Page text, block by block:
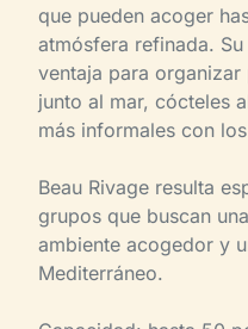
que pueden acoger
atmósfera refinada.
ventaja para
junto al mar, cócteles
más informales con
Beau Rivage resulta
grupos que buscan
ambiente acogedor y
Mediterráneo.